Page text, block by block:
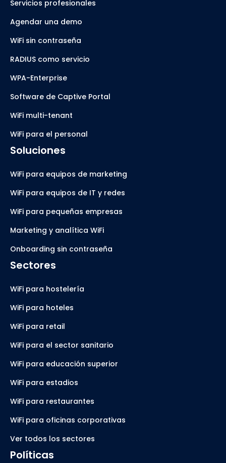
Servicios profesionales
Agendar una demo
WiFi sin contraseña
RADIUS como servicio
WPA-Enterprise
Software de Captive Portal
WiFi multi-tenant
WiFi para el personal
Soluciones
WiFi para equipos de marketing
WiFi para equipos de IT y redes
WiFi para pequeñas empresas
Marketing y analítica WiFi
Onboarding sin contraseña
Sectores
WiFi para hostelería
WiFi para hoteles
WiFi para retail
WiFi para el sector sanitario
WiFi para educación superior
WiFi para estadios
WiFi para restaurantes
WiFi para oficinas corporativas
Ver todos los sectores
Políticas